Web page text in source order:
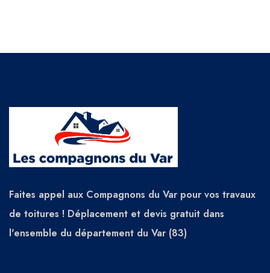
Faites appel aux Compagnons du Var pour vos travaux
de toitures ! Déplacement et devis gratuit dans
l'ensemble du département du Var (83)